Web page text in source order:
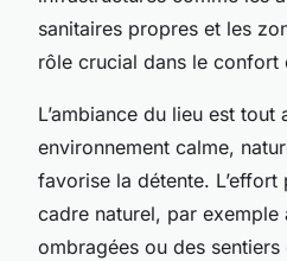
sanitaires propres et les
rôle crucial dans le confort
L’ambiance du lieu est
environnement calme,
favorise la détente.
cadre naturel, par exemple
ombragées ou des